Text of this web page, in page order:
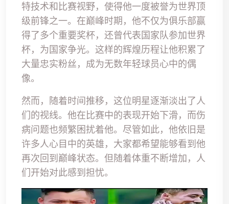
特技术和比赛视野，使得他一度被誉为世界顶
级前锋之一。在巅峰时期，他不仅为俱乐部赢
得了多个重要奖杯，还曾代表国家队参加世界
杯，为国家争光。这样的辉煌历程让他积累了
大量忠实粉丝，成为无数年轻球员心中的偶
像。
然而，随着时间推移，这位明星逐渐淡出了人
们的视线。他在比赛中的表现开始下滑，而伤
病问题也频繁困扰着他。尽管如此，他依旧是
许多人心目中的英雄，大家都希望能够看到他
再次回到巅峰状态。但随着体重不断增加，人
们开始对此感到担忧。